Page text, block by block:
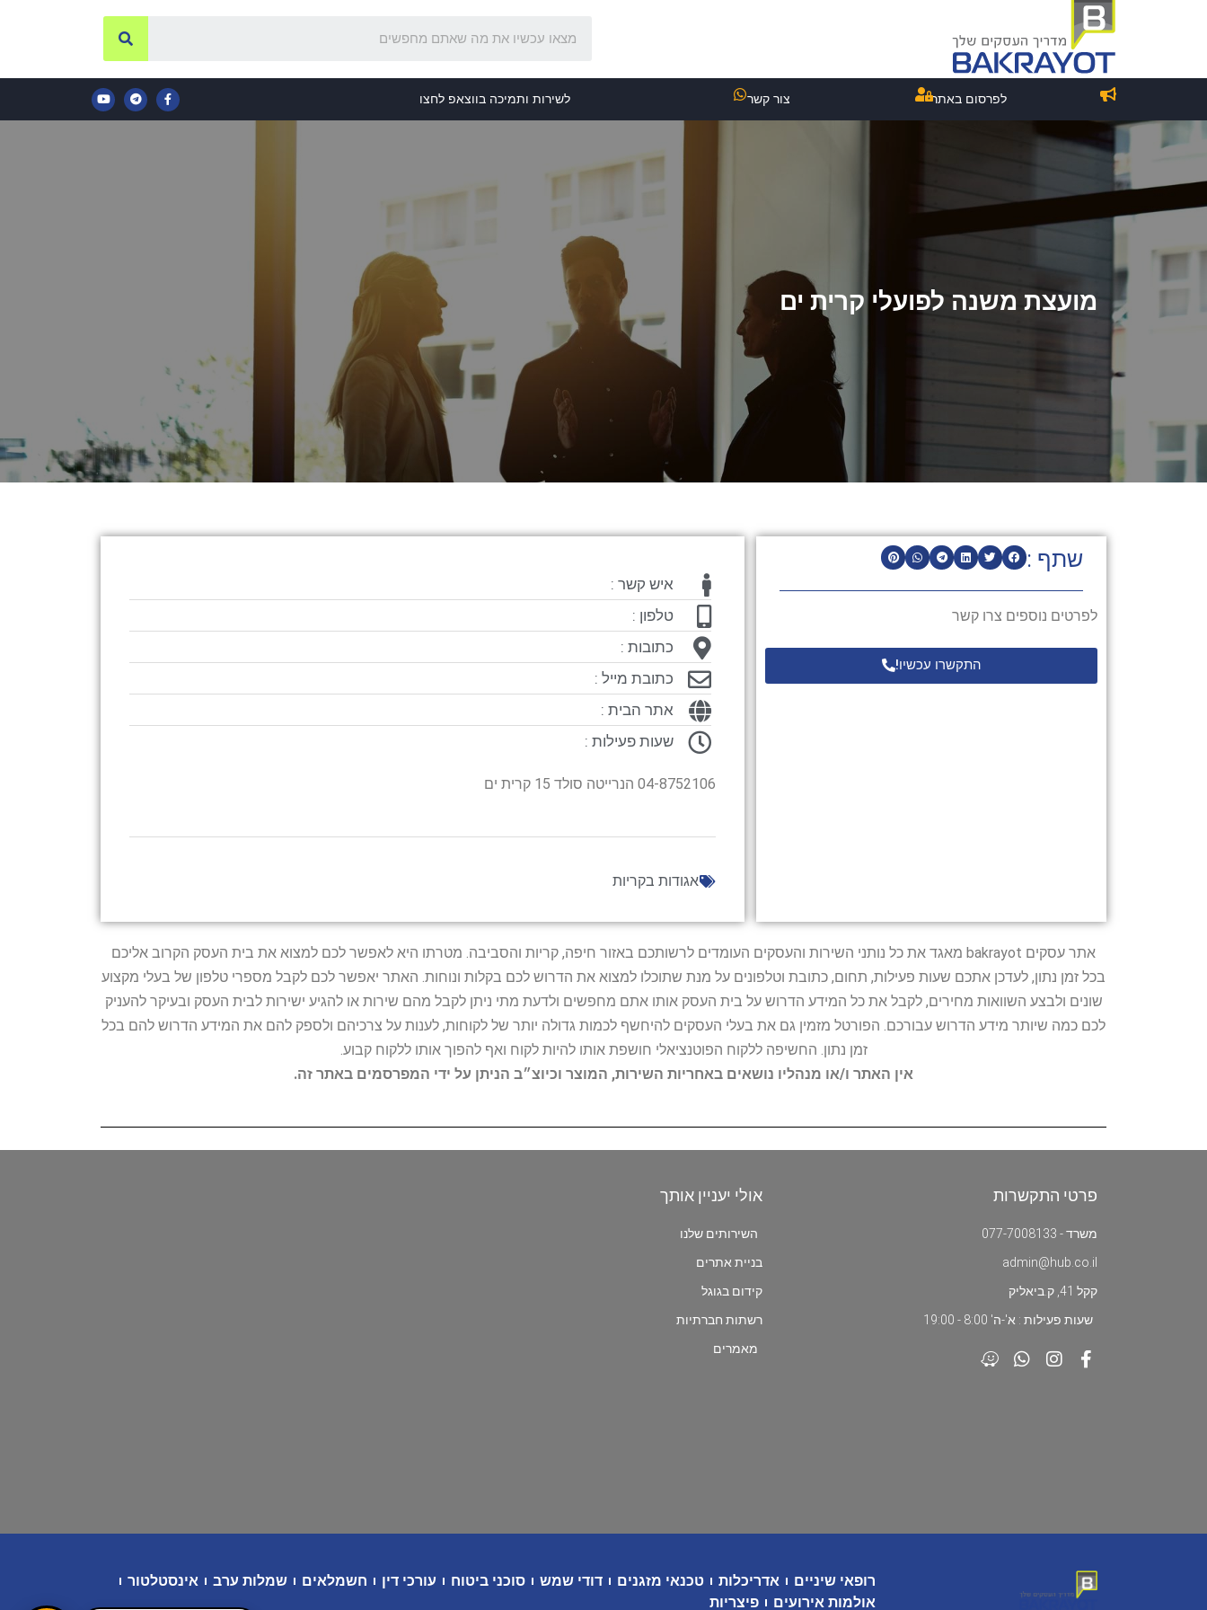
לפרסום באתר צור קשר לשירות ותמיכה בווצאפ לחצו
מועצת משנה לפועלי קרית ים
שתף :
לפרטים נוספים צרו קשר
התקשרו עכשיו!
איש קשר :
טלפון :
כתובות :
כתובת מייל :
אתר הבית :
שעות פעילות :
04-8752106 הנרייטה סולד 15 קרית ים
אגודות בקריות
אתר עסקים bakrayot מאגד את כל נותני השירות והעסקים העומדים לרשותכם באזור חיפה, קריות והסביבה. מטרתו היא לאפשר לכם למצוא את בית העסק הקרוב אליכם
בכל זמן נתון, לעדכן אתכם שעות פעילות, תחום, כתובת וטלפונים על מנת שתוכלו למצוא את הדרוש לכם בקלות ונוחות. האתר יאפשר לכם לקבל מספרי טלפון של בעלי מקצוע
שונים ולבצע השוואות מחירים, לקבל את כל המידע הדרוש על בית העסק אותו אתם מחפשים ולדעת מתי ניתן לקבל מהם שירות או להגיע ישירות לבית העסק ובעיקר להעניק
לכם כמה שיותר מידע הדרוש עבורכם. הפורטל מזמין גם את בעלי העסקים להיחשף לכמות גדולה יותר של לקוחות, לענות על צרכיהם ולספק להם את המידע הדרוש להם בכל
זמן נתון. החשיפה ללקוח הפוטנציאלי חושפת אותו להיות לקוח ואף להפוך אותו ללקוח קבוע.
אין האתר ו/או מנהליו נושאים באחריות השירות, המוצר וכיוצ״ב הניתן על ידי המפרסמים באתר זה.
פרטי התקשרות
משרד - 077-7008133
admin@hub.co.il
קקל 41, ק.ביאליק
שעות פעילות : א'-ה' 8:00 - 19:00
אולי יעניין אותך
השירותים שלנו
בניית אתרים
קידום בגוגל
רשתות חברתיות
מאמרים
רופאי שיניים אדריכלות טכנאי מזגנים דודי שמש סוכני ביטוח עורכי דין חשמלאים שמלות ערב
אינסטלטור
אולמות אירועים
פיצריות